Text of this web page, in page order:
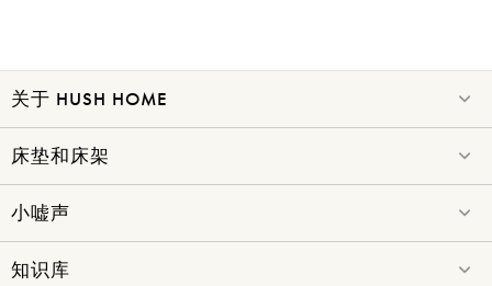
关于 HUSH HOME
床垫和床架
小嘘声
知识库